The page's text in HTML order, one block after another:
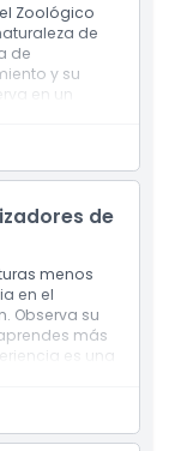
Zoológico
de
de
y su
en un
de
menos
en el
Observa su
más
es una
de la fauna